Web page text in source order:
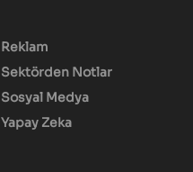
Reklam
Sektörden Notlar
Sosyal Medya
Yapay Zeka